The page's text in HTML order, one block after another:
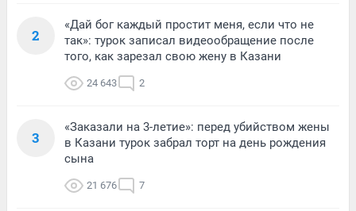
2
«Дай бог каждый простит меня, если что не
так»: турок записал видеообращение после
того, как зарезал свою жену в Казани
24 643 2
3
«Заказали на 3-летие»: перед убийством жены
в Казани турок забрал торт на день рождения
сына
21 676 7